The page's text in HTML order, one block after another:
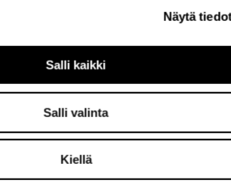
Näytä
Salli kaikki
Salli valinta
Kiellä